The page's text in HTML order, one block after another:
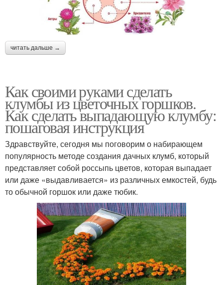
читать дальше →
Как своими руками сделать
клумбы из цветочных горшков.
Как сделать выпадающую клумбу:
пошаговая инструкция
Здравствуйте, сегодня мы поговорим о набирающем
популярность методе создания дачных клумб, который
представляет собой россыпь цветов, которая выпадает
или даже «выдавливается» из различных емкостей, будь
то обычной горшок или даже тюбик.